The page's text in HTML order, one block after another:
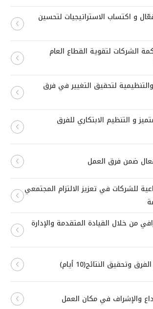
و اكتساب الاستراتيجيات لتحسين
الشركات لتقوية القطاع العام
والتنظيمية لتحقيق التغيير في فرق
و التنظيم الابتكاري للفرق
ضمن فرق العمل
للشركات في تعزيز الالتزام المجتمعي
من خلال القيادة المتقدمة والإدارة
وتحقيق النتائج(10 أيام)
والإشراف في مكان العمل